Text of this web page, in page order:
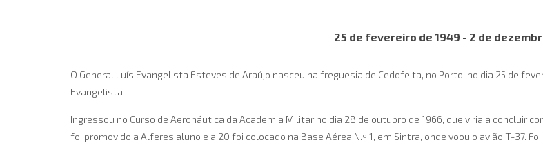
25 de fevereiro de 1949 - 2 de
O General Luís Evangelista Esteves de Araújo nasceu na freguesia de Cedofeita, no Porto, no dia 25 de
Evangelista.
Ingressou no Curso de Aeronáutica da Academia Militar no dia 28 de outubro de 1966, que viria a concluir
foi promovido a Alferes aluno e a 20 foi colocado na Base Aérea N.º 1, em Sintra, onde voou o avião T-37.